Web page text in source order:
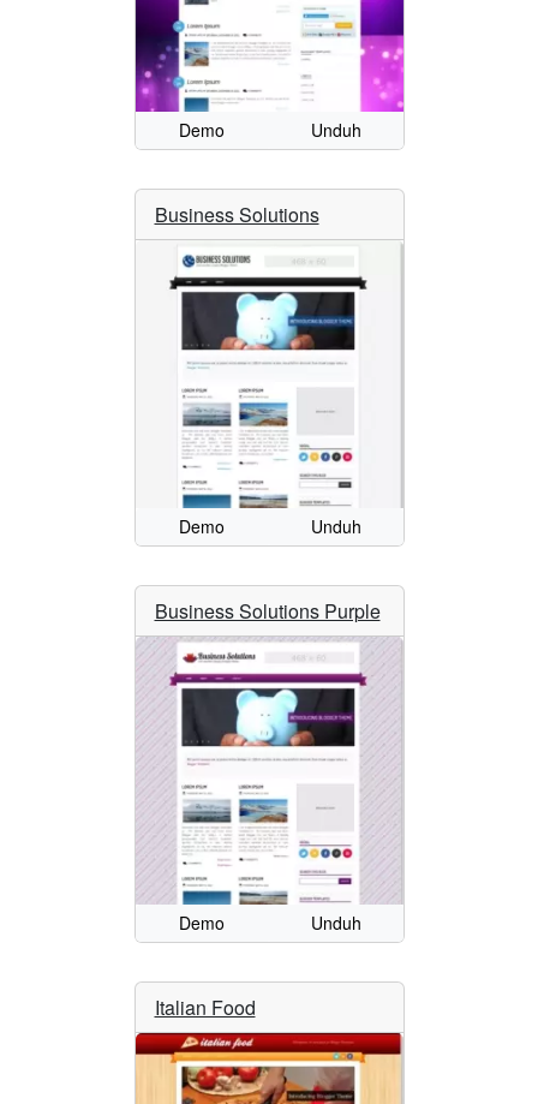
Demo Unduh
Business Solutions
Demo Unduh
Business Solutions Purple
Demo Unduh
Italian Food